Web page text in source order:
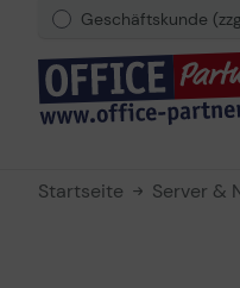
Geschäftskunde
Startseite Server &